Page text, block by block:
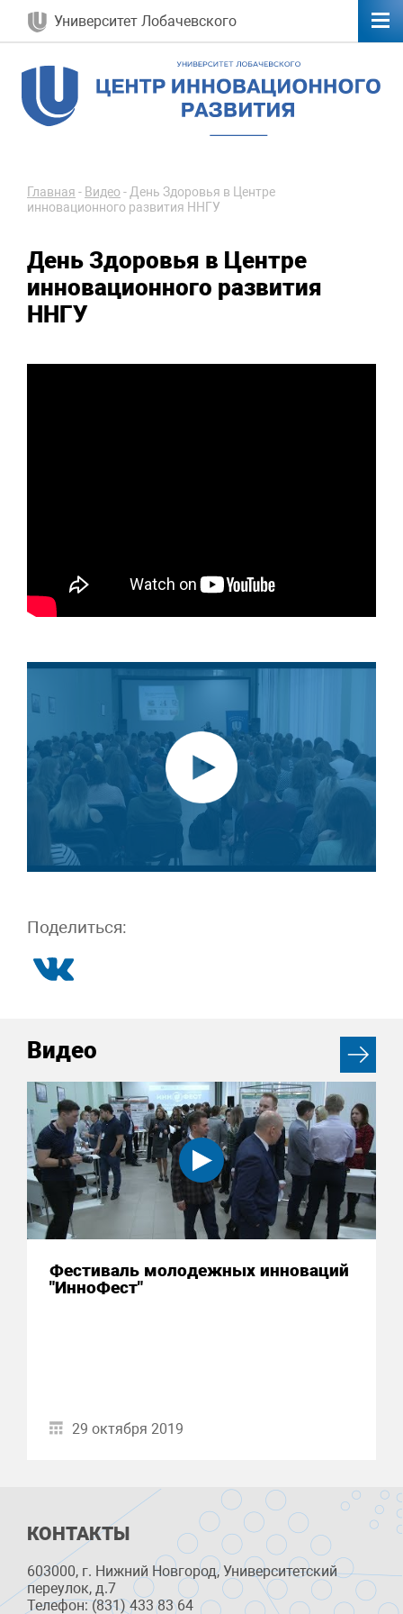
Университет Лобачевского
Главная - Видео -День Здоровья в Центре
инновационного развития ННГУ
День Здоровья в Центре
инновационного развития
ННГУ
Поделиться:
Видео
Фестиваль молодежных инноваций
"ИнноФест"
29 октября 2019
КОНТАКТЫ
603000, г. Нижний Новгород, Университетский
переулок, д.7
Телефон: (831) 433 83 64